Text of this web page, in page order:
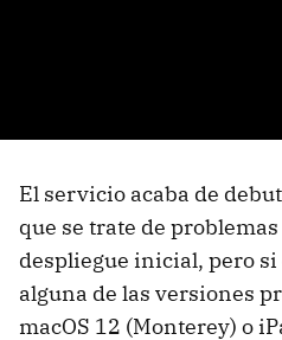
El servicio acaba de
que se trate de
despliegue inicial, pero
alguna de las versiones
macOS 12 (Monterey) o